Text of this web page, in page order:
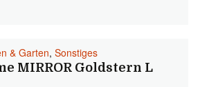
& Garten, Sonstiges
MIRROR Goldstern L